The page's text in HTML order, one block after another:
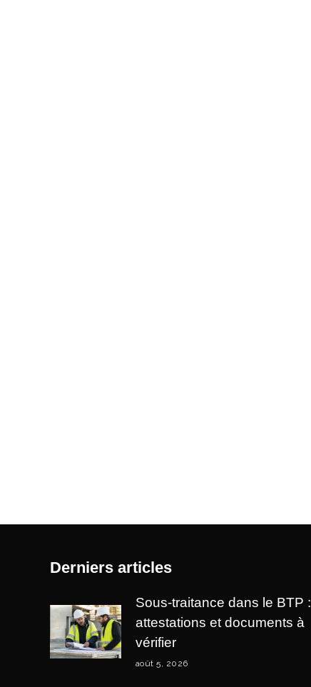
Derniers articles
Sous-traitance dans le BTP :
attestations et documents à
vérifier
août 5, 2026